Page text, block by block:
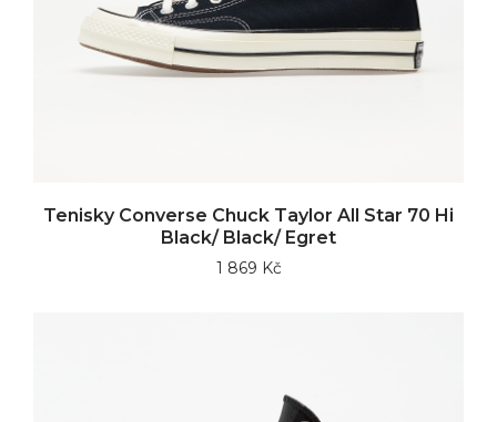
Tenisky Converse Chuck Taylor All Star 70 Hi
Black/ Black/ Egret
1 869 Kč